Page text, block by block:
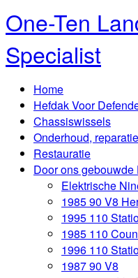
One-Ten
Specialist
Home
Hefdak Voor
Chassiswissels
Onderhoud,
Restauratie
Door ons gebouwde
Elektrische
1985 90 V8
1995 110
1985 110
1996 110
1987 90 V8